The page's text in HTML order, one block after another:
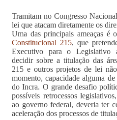
Tramitam no Congresso
lei que atacam diretamente os
Uma das principais ameaças é o
Constitucional 215, que
Executivo para o Legislativo
decidir sobre a titulação das
215 e outros projetos de lei
momento, capacidade alguma
do Incra. O grande desafio
possíveis retrocessos
ao governo federal, deveria ter
aceleração dos processos de